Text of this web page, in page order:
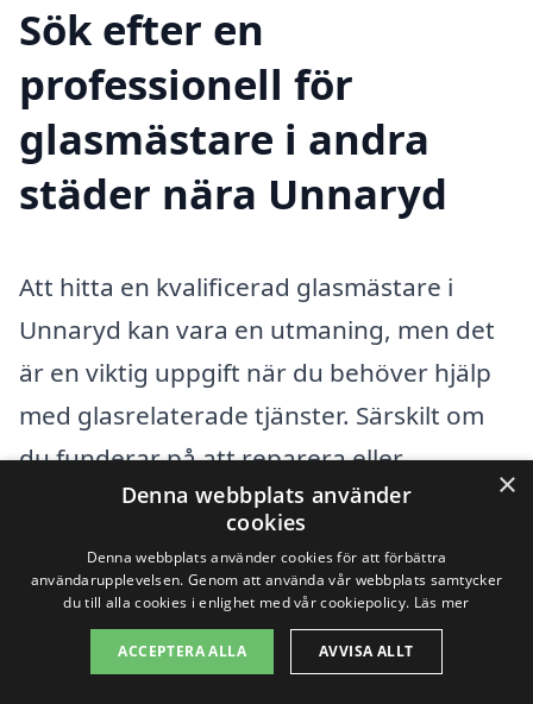
Sök efter en
professionell för
glasmästare i andra
städer nära Unnaryd
Att hitta en kvalificerad glasmästare i
Unnaryd kan vara en utmaning, men det
är en viktig uppgift när du behöver hjälp
med glasrelaterade tjänster. Särskilt om
du funderar på att reparera eller
installera fönster, glasdörrar eller andra
glasprodukter. Genom att använda vår
plattform kan du enkelt jämföra priser
och tjänster från olika glasmästare i ditt
närområde.
×
Denna webbplats använder
cookies
Denna webbplats använder cookies för att förbättra
användarupplevelsen. Genom att använda vår webbplats samtycker
du till alla cookies i enlighet med vår cookiepolicy. Läs mer
ACCEPTERA ALLA AVVISA ALLT